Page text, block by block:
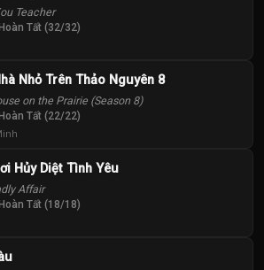
Teacher
Hoàn Tất (32/32)
Nhỏ Trên Thảo Nguyên 8
on the Prairie (Season 8)
Hoàn Tất (22/22)
Hủy Diệt Tình Yêu
Affair
Hoàn Tất (18/18)